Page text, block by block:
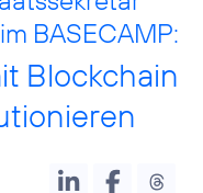
BASECAMP:
Blockchain